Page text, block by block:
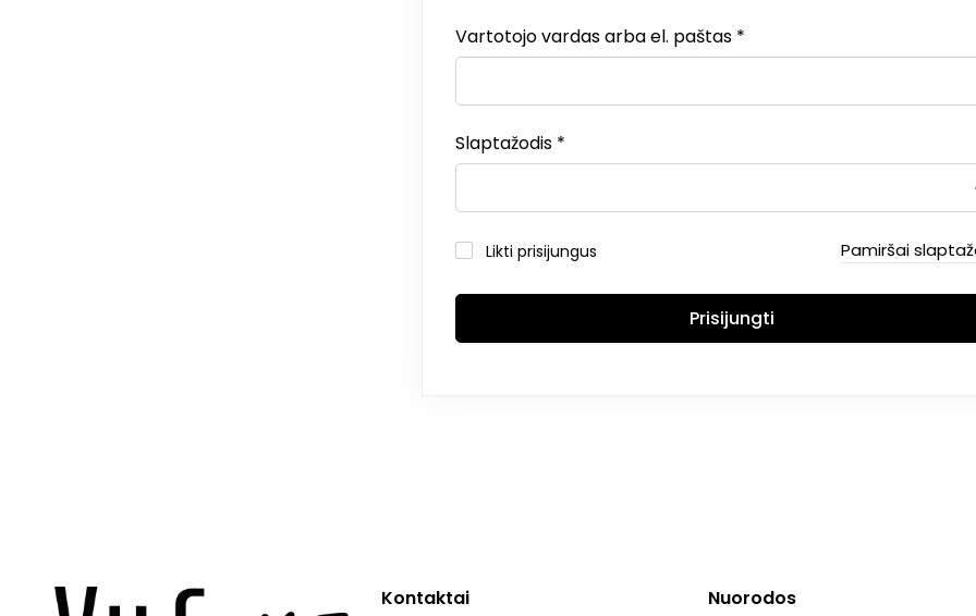
Vartotojo vardas arba el. paštas *
Slaptažodis *
Likti prisijungus Pamiršai
Prisijungti
Kontaktai Nuorodos